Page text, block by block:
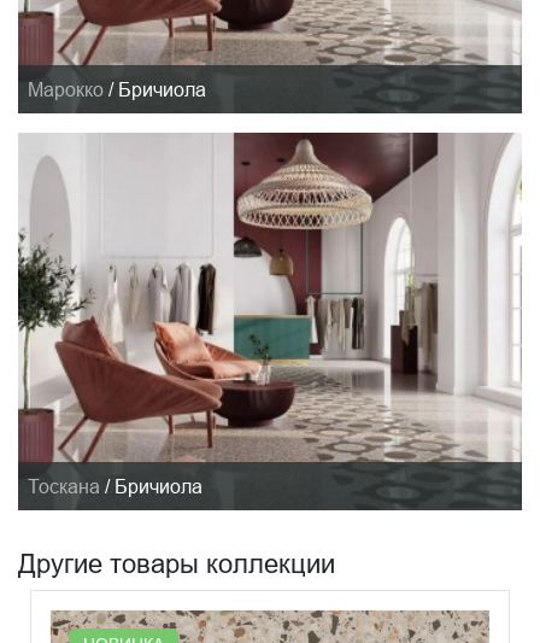
Марокко / Бричиола
Тоскана / Бричиола
Другие товары коллекции